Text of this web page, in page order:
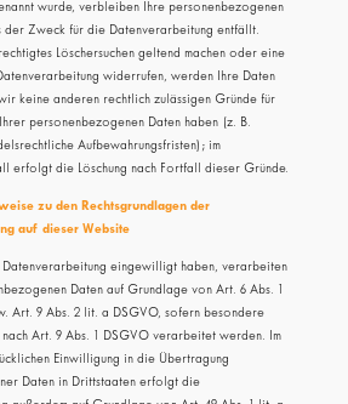
wurde, verbleiben Ihre personenbezogenen
der Zweck für die Datenverarbeitung entfällt.
Löschersuchen geltend machen oder eine
widerrufen, werden Ihre Daten
keine anderen rechtlich zulässigen Gründe für
personenbezogenen Daten haben (z. B.
Aufbewahrungsfristen); im
erfolgt die Löschung nach Fortfall dieser Gründe.
zu den Rechtsgrundlagen der
auf dieser Website
eingewilligt haben, verarbeiten
Daten auf Grundlage von Art. 6 Abs. 1
Art. 9 Abs. 2 lit. a DSGVO, sofern besondere
Art. 9 Abs. 1 DSGVO verarbeitet werden. Im
Einwilligung in die Übertragung
Daten in Drittstaaten erfolgt die